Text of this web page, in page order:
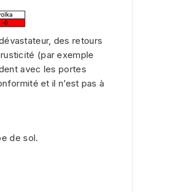
des retours
(par exemple
avec les portes
et il n’est pas à
de sol.